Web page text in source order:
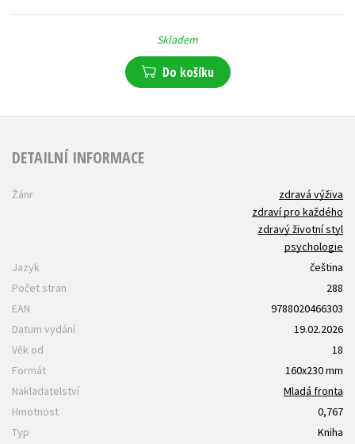
Skladem
Do košíku
DETAILNÍ INFORMACE
Žánr
zdravá výživa
zdraví pro každého
zdravý životní styl
psychologie
Jazyk
čeština
Počet stran
288
EAN
9788020466303
Datum vydání
19.02.2026
Věk od
18
Formát
160x230 mm
Nakladatelství
Mladá fronta
Hmotnost
0,767
Typ
Kniha